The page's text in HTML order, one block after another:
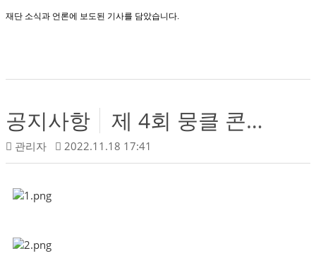
재단 소식과 언론에 보도된 기사를 담았습니다.
공지사항 제 4회 뭉클 콘서트 안내 (김창완 밴드)
관리자 2022.11.18 17:41